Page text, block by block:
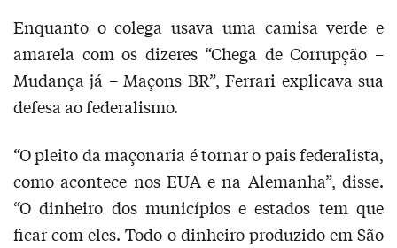
Enquanto o colega usava uma camisa verde e
amarela com os dizeres “Chega de Corrupção –
Mudança já – Maçons BR”, Ferrari explicava sua
defesa ao federalismo.
“O pleito da maçonaria é tornar o pais federalista,
como acontece nos EUA e na Alemanha”, disse.
“O dinheiro dos municípios e estados tem que
ficar com eles. Todo o dinheiro produzido em São